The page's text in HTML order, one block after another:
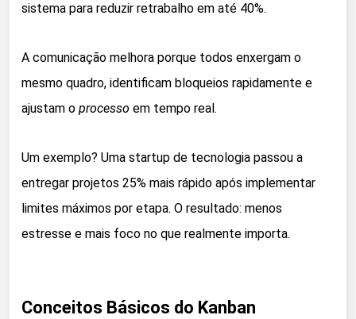
sistema para reduzir retrabalho em até 40%.
A comunicação melhora porque todos enxergam o
mesmo quadro, identificam bloqueios rapidamente e
ajustam o processo em tempo real.
Um exemplo? Uma startup de tecnologia passou a
entregar projetos 25% mais rápido após implementar
limites máximos por etapa. O resultado: menos
estresse e mais foco no que realmente importa.
Conceitos Básicos do Kanban